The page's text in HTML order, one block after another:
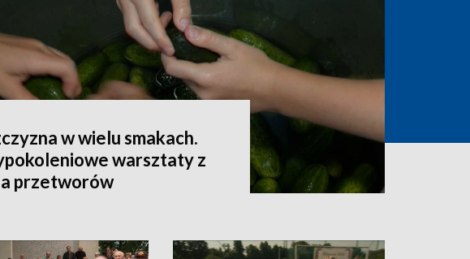
w wielu smakach.
warsztaty z
przetworów